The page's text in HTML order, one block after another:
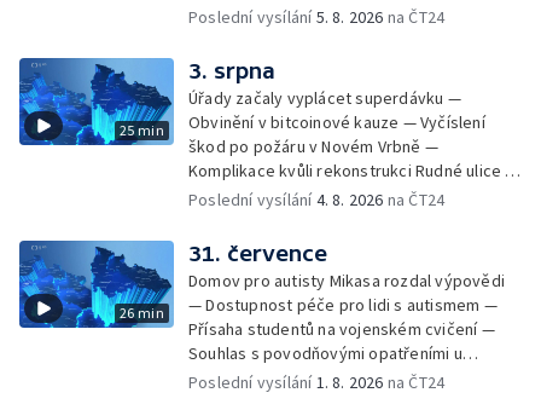
kandidátních listin — Končí lhůta pro podání
rozsudek v lihové kauze — Výročí
zavraždění Václava III. v Olomouci — Těžba
unikátní rašeliny pro lázně v Karlově
Studánce — Výběr ze sociálních sítí ČT —
Nový program pro léčbu obezity —
Olomoucké (nejen) shakespearovské léto
Poslední vysílání5. 8. 2026 na ČT24
25 min
3. srpna
Úřady začaly vyplácet superdávku —
Obvinění v bitcoinové kauze — Vyčíslení
škod po požáru v Novém Vrbně —
Komplikace kvůli rekonstrukci Rudné ulice —
Nárůst zájmu o klimatizace — Výluka vlaků
Protipovodňová opatření v Troubkách —
Zájem o bydlení na vysokoškolskýc kolejích
— Vrcholí sklizeň levandulí
Poslední vysílání4. 8. 2026 na ČT24
26 min
31. července
Domov pro autisty Mikasa rozdal výpovědi
— Dostupnost péče pro lidi s autismem —
Přísaha studentů na vojenském cvičení —
Souhlas s povodňovými opatřeními u
Troubek — Opravy Rudné omezí dopravu —
Poslední vysílání1. 8. 2026 na ČT24